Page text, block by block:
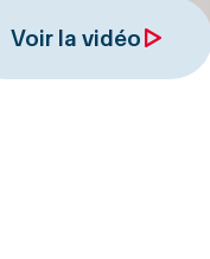
Voir la vidéo